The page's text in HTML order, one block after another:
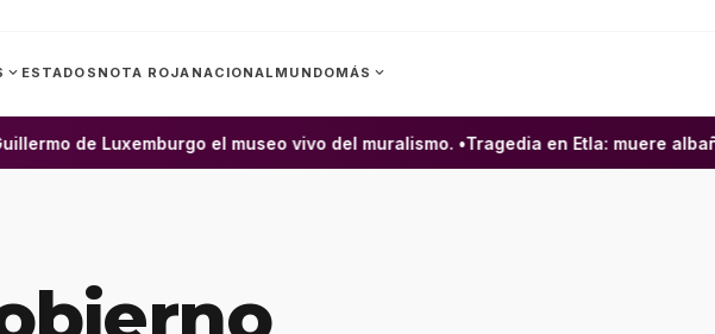
expand_more ESTADOS NOTA ROJA NACIONAL MUNDOMÁS expand_more
de Luxemburgo el museo vivo del muralismo. •Tragedia en Etla: muere